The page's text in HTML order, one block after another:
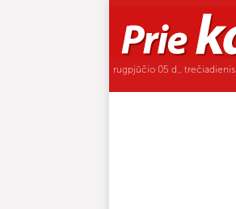
rugpjūčio 05 d., trečiadienis